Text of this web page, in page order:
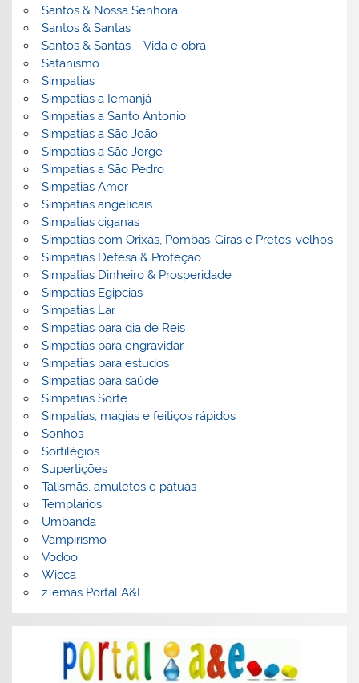
Santos & Nossa Senhora
Santos & Santas
Santos & Santas – Vida e obra
Satanismo
Simpatias
Simpatias a Iemanjá
Simpatias a Santo Antonio
Simpatias a São João
Simpatias a São Jorge
Simpatias a São Pedro
Simpatias Amor
Simpatias angelicais
Simpatias ciganas
Simpatias com Orixás, Pombas-Giras e Pretos-velhos
Simpatias Defesa & Proteção
Simpatias Dinheiro & Prosperidade
Simpatias Egipcias
Simpatias Lar
Simpatias para dia de Reis
Simpatias para engravidar
Simpatias para estudos
Simpatias para saúde
Simpatias Sorte
Simpatias, magias e feitiços rápidos
Sonhos
Sortilégios
Supertições
Talismãs, amuletos e patuás
Templarios
Umbanda
Vampirismo
Vodoo
Wicca
zTemas Portal A&E